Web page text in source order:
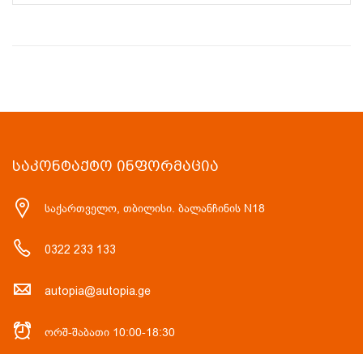
ᲡᲐᲙᲝᲜᲢᲐᲥᲢᲝ ᲘᲜᲤᲝᲠᲛᲐᲪᲘᲐ
საქართველო, თბილისი. ბალანჩინის N18
0322 233 133
autopia@autopia.ge
ორშ-შაბათი 10:00-18:30